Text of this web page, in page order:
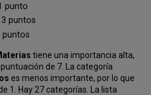
punto
puntos
puntos
tiene una importancia alta,
de 7. La categoría
es menos importante, por lo que
1. Hay 27 categorías. La lista